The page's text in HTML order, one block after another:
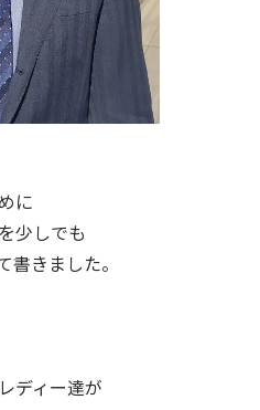
に
少しでも
きました。
ディー達が